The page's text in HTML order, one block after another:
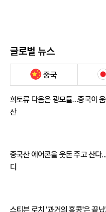
글로벌 뉴스
중국
희토류 다음은 광모듈…중국이
산
중국산 에어콘을 웃돈 주고 산다
디
스티븐 로치 '과거의 홍콩'은 끝